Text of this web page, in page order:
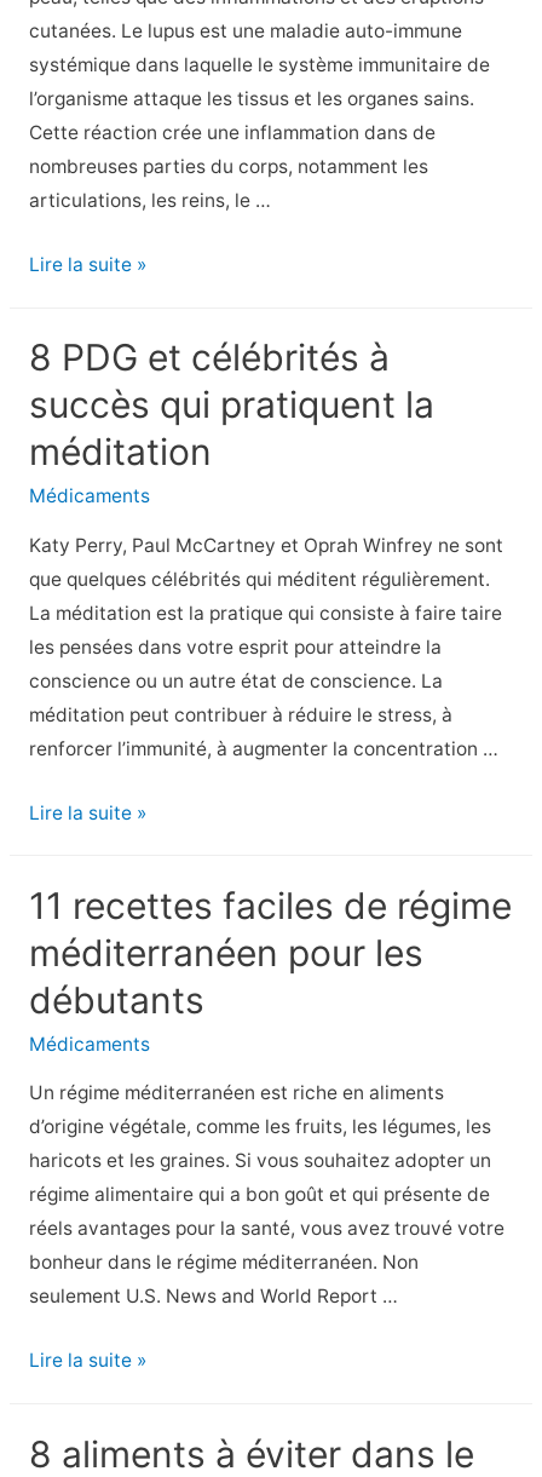
Santé
des
enfants
–
cutanées. Le lupus est une maladie auto-immune
systémique dans laquelle le système immunitaire de
l’organisme attaque les tissus et les organes sains.
Cette réaction crée une inflammation dans de
nombreuses parties du corps, notamment les
articulations, les reins, le …
Comment
éruptions
et
autres
symptômes
cutanés
du
Lire la suite »
8 PDG et célébrités à
succès qui pratiquent la
méditation
Médicaments
Katy Perry, Paul McCartney et Oprah Winfrey ne sont
que quelques célébrités qui méditent régulièrement.
La méditation est la pratique qui consiste à faire taire
les pensées dans votre esprit pour atteindre la
conscience ou un autre état de conscience. La
méditation peut contribuer à réduire le stress, à
renforcer l’immunité, à augmenter la concentration …
8
célébrités
à
succès
qui
pratiquent
la
méditation
Lire la suite »
11 recettes faciles de régime
méditerranéen pour les
débutants
Médicaments
Un régime méditerranéen est riche en aliments
d’origine végétale, comme les fruits, les légumes, les
haricots et les graines. Si vous souhaitez adopter un
régime alimentaire qui a bon goût et qui présente de
réels avantages pour la santé, vous avez trouvé votre
bonheur dans le régime méditerranéen. Non
seulement U.S. News and World Report …
11
de
Lire la suite »
8 aliments à éviter dans le